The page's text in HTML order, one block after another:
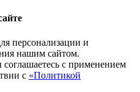
персонализации и
нашим сайтом.
с применением
с «Политикой